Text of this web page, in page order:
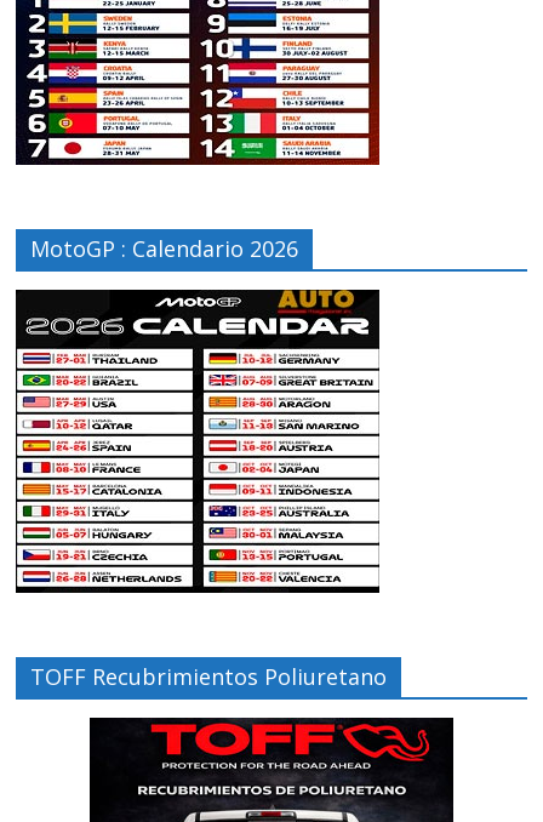
MotoGP : Calendario 2026
TOFF Recubrimientos Poliuretano